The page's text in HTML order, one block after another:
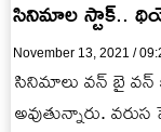
సినిమాల స్టాక్..
November 13, 2021 /
సినిమాలు వన్ బై వన్
అవుతున్నారు.